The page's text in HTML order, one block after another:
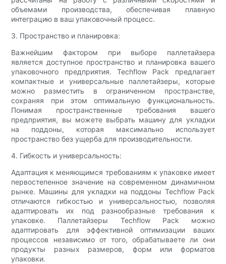
объемами производства, обеспечивая плавную
интеграцию в ваш упаковочный процесс.
3. Пространство и планировка:
Важнейшим фактором при выборе паллетайзера
является доступное пространство и планировка вашего
упаковочного предприятия. Techflow Pack предлагает
компактные и универсальные паллетайзеры, которые
можно разместить в ограниченном пространстве,
сохраняя при этом оптимальную функциональность.
Понимая пространственные требования вашего
предприятия, вы можете выбрать машину для укладки
на поддоны, которая максимально использует
пространство без ущерба для производительности.
4. Гибкость и универсальность:
Адаптация к меняющимся требованиям к упаковке имеет
первостепенное значение на современном динамичном
рынке. Машины для укладки на поддоны Techflow Pack
отличаются гибкостью и универсальностью, позволяя
адаптировать их под разнообразные требования к
упаковке. Паллетайзеры Techflow Pack можно
адаптировать для эффективной оптимизации ваших
процессов независимо от того, обрабатываете ли они
продукты разных размеров, форм или форматов
упаковки.